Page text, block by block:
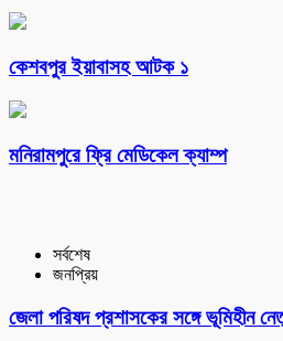
কেশবপুর ইয়াবাসহ আটক ১
মনিরামপুরে ফ্রি মেডিকেল ক্যাম্প
সর্বশেষ
জনপ্রিয়
জেলা পরিষদ প্রশাসকের সঙ্গে ভূমিহীন